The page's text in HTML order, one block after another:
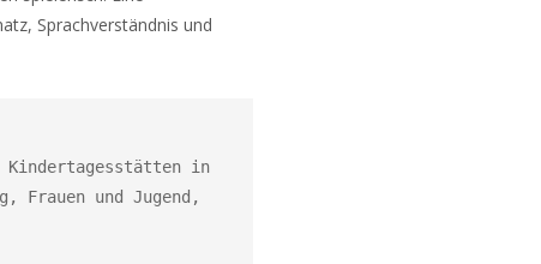
Sprachverständnis und
Kindertagesstätten in
Frauen und Jugend,